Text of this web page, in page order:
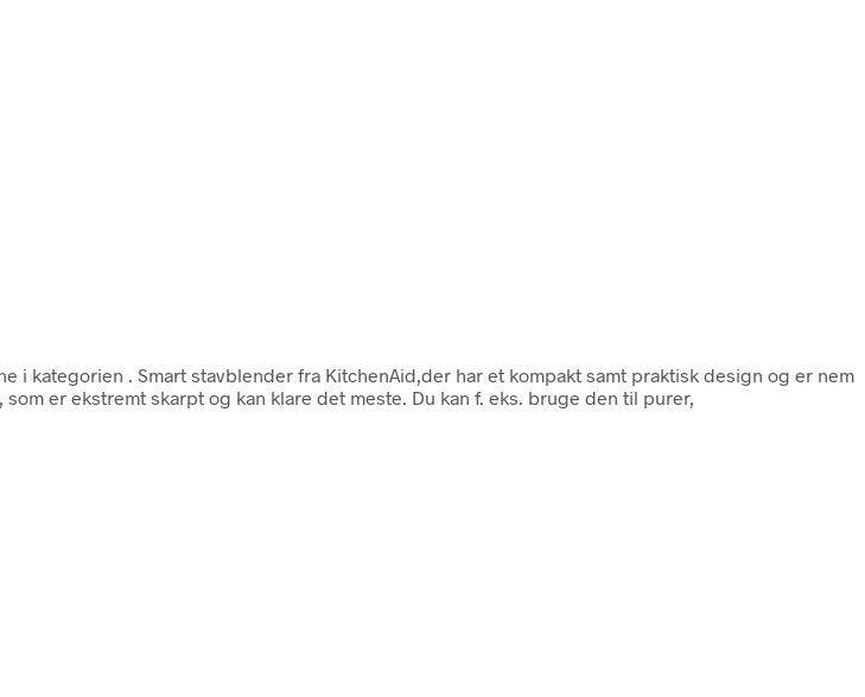
i kategorien
. Smart stavblender fra KitchenAid,der har et kompakt samt praktisk design og er nem
er ekstremt skarpt og kan klare det meste. Du kan f. eks. bruge den til purer,